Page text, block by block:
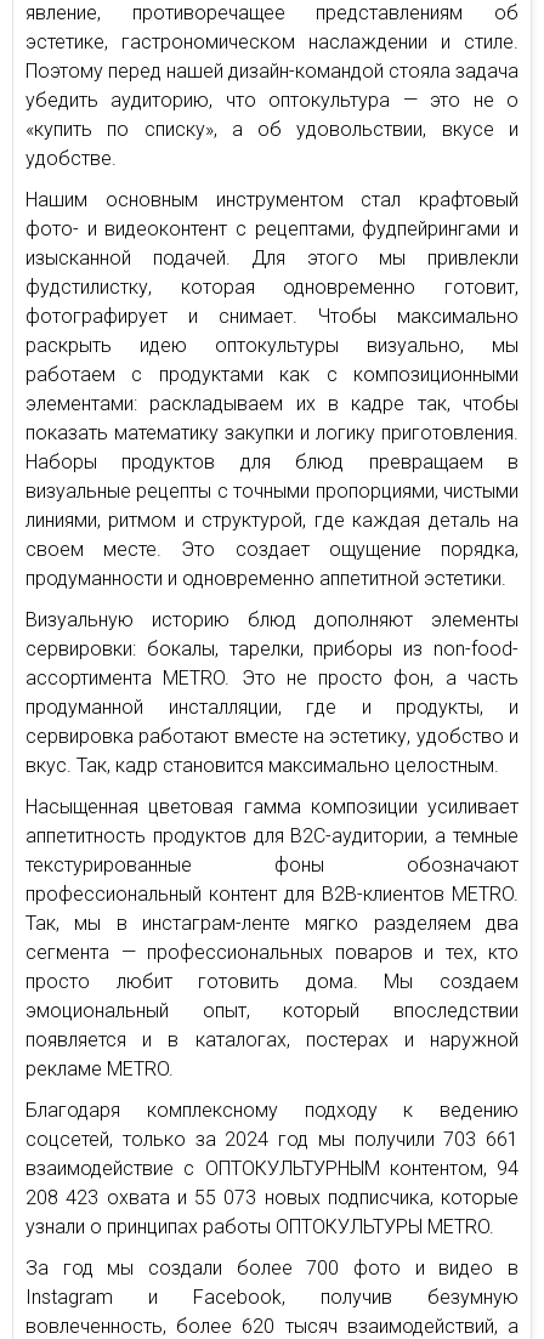
явление, противоречащее представлениям об
эстетике, гастрономическом наслаждении и стиле.
Поэтому перед нашей дизайн-командой стояла задача
убедить аудиторию, что оптокультура — это не о
«купить по списку», а об удовольствии, вкусе и
удобстве.
Нашим основным инструментом стал крафтовый
фото- и видеоконтент с рецептами, фудпейрингами и
изысканной подачей. Для этого мы привлекли
фудстилистку, которая одновременно готовит,
фотографирует и снимает. Чтобы максимально
раскрыть идею оптокультуры визуально, мы
работаем с продуктами как с композиционными
элементами: раскладываем их в кадре так, чтобы
показать математику закупки и логику приготовления.
Наборы продуктов для блюд превращаем в
визуальные рецепты с точными пропорциями, чистыми
линиями, ритмом и структурой, где каждая деталь на
своем месте. Это создает ощущение порядка,
продуманности и одновременно аппетитной эстетики.
Визуальную историю блюд дополняют элементы
сервировки: бокалы, тарелки, приборы из non-food-
ассортимента METRO. Это не просто фон, а часть
продуманной инсталляции, где и продукты, и
сервировка работают вместе на эстетику, удобство и
вкус. Так, кадр становится максимально целостным.
Насыщенная цветовая гамма композиции усиливает
аппетитность продуктов для B2C-аудитории, а темные
текстурированные фоны обозначают
профессиональный контент для B2B-клиентов METRO.
Так, мы в инстаграм-ленте мягко разделяем два
сегмента — профессиональных поваров и тех, кто
просто любит готовить дома. Мы создаем
эмоциональный опыт, который впоследствии
появляется и в каталогах, постерах и наружной
рекламе METRO.
Благодаря комплексному подходу к ведению
соцсетей, только за 2024 год мы получили 703 661
взаимодействие с ОПТОКУЛЬТУРНЫМ контентом, 94
208 423 охвата и 55 073 новых подписчика, которые
узнали о принципах работы ОПТОКУЛЬТУРЫ METRO.
За год мы создали более 700 фото и видео в
Instagram и Facebook, получив безумную
вовлеченность, более 620 тысяч взаимодействий, а